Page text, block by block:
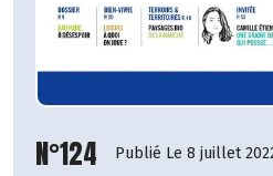
N°124 Publié Le 8 juillet